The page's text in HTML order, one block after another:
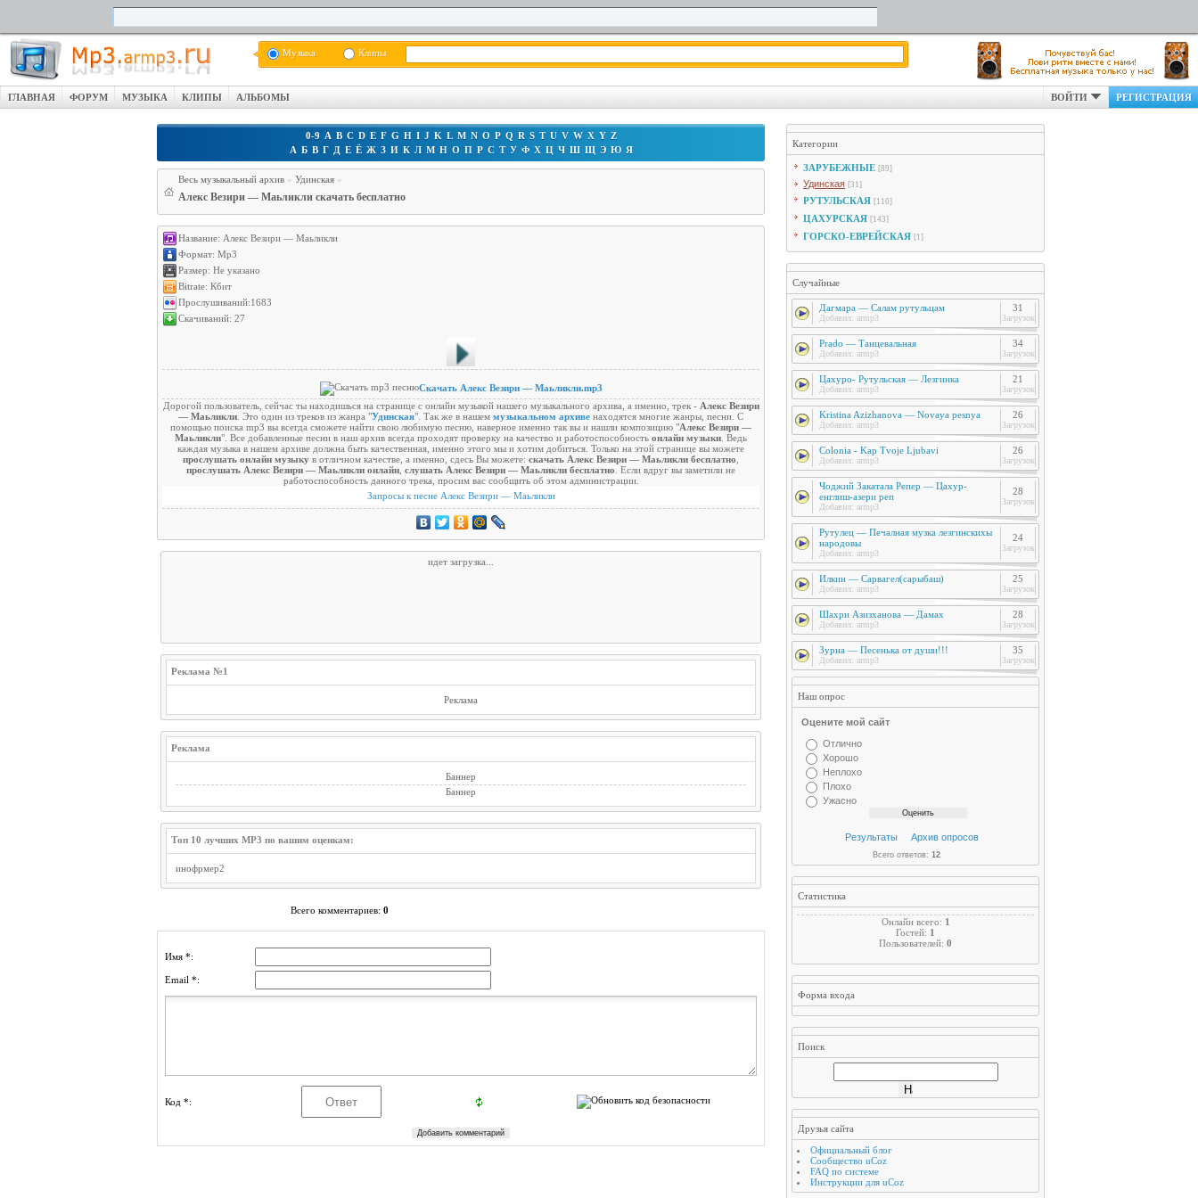
Музыка Клипы
РЕГИСТРАЦИЯ
ВОЙТИ
ГЛАВНАЯ ФОРУМ МУЗЫКА КЛИПЫ АЛЬБОМЫ
0-9 A B C D E F G H I J K L M N O P Q R S T U V W X Y Z
А Б В Г Д Е Ё Ж З И К Л М Н О П Р С Т У Ф Х Ц Ч Ш Щ Э Ю Я
Весь музыкальный архив » Удинская »
Алекс Везири — Маьликли скачать бесплатно
Название: Алекс Везири — Маьликли
Формат: Mp3
Размер: Не указано
Bitrate: Кбит
Прослушиваний:1683
Скачиваний: 27
Скачать Алекс Везири — Маьликли.mp3
Дорогой пользователь, сейчас ты находишься на странице с онлайн музыкой нашего музыкального архива, а именно, трек - Алекс Везири
— Маьликли . Это один из треков из жанра "Удинская". Так же в нашем музыкальном архиве находятся многие жанры, песни. С
помощью поиска mp3 вы всегда сможете найти свою любимую песню, наверное именно так вы и нашли композицию "Алекс Везири —
Маьликли". Все добавленные песни в наш архив всегда проходят проверку на качество и работоспособность онлайн музыки . Ведь
каждая музыка в нашем архиве должна быть качественная, именно этого мы и хотим добиться. Только на этой странице вы можете
прослушать онлайн музыку в отличном качестве, а именно, сдесь Вы можете: скачать Алекс Везири — Маьликли бесплатно
прослушать Алекс Везири — Маьликли онлайн слушать Алекс Везири — Маьликли бесплатно . Если вдруг вы заметили не
работоспособность данного трека, просим вас сообщить об этом администрации.
Запросы к песне Алекс Везири — Маьликли
идет загрузка...
Реклама №1
Реклама
Реклама
Баннер
Баннер
Топ 10 лучших MP3 по вашим оценкам:
инофрмер2
Всего комментариев: 0
Имя *:
Email *:
Код *:
Категории
ЗАРУБЕЖНЫЕ [89]
Удинская [31]
РУТУЛЬСКАЯ [110]
ЦАХУРСКАЯ [143]
ГОРСКО-ЕВРЕЙСКАЯ [1]
Случайные
Дагмара — Салам рутульцам
Добавил: armp3
31
Загрузок
Prado — Танцевальная
Добавил: armp3
34
Загрузок
Цахуро- Рутульская — Лезгинка
Добавил: armp3
21
Загрузок
Kristina Azizhanova — Novaya pesnya
Добавил: armp3
26
Загрузок
Colonia - Kap Tvoje Ljubavi
Добавил: armp3
26
Загрузок
Чоджий Закатала Репер — Цахур-
енглиш-азери реп
Добавил: armp3
28
Загрузок
Рутулец — Печалная музка лезгинскихы
народовы
Добавил: armp3
24
Загрузок
Илкин — Сарвагел(сарыбаш)
Добавил: armp3
25
Загрузок
Шахри Азизханова — Дамах
Добавил: armp3
28
Загрузок
Зурна — Песенька от души!!!
Добавил: armp3
35
Загрузок
Наш опрос
Оцените мой сайт
Отлично
Хорошо
Неплохо
Плохо
Ужасно
Результаты Архив опросов
Всего ответов: 12
Статистика
Онлайн всего: 1
Гостей: 1
Пользователей: 0
Форма входа
Поиск
Друзья сайта
Официальный блог
Сообщество uCoz
FAQ по системе
Инструкции для uCoz